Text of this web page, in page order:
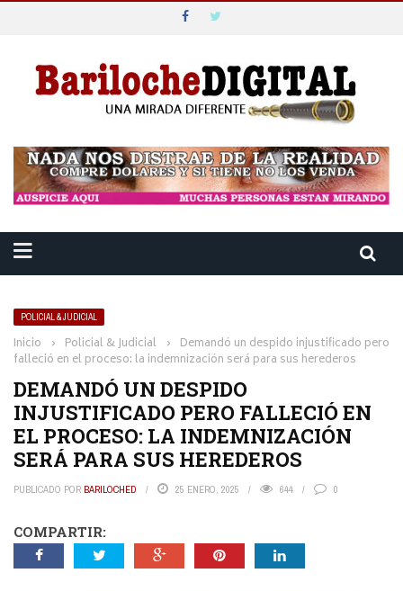
POLICIAL & JUDICIAL
Inicio › Policial & Judicial › Demandó un despido injustificado pero
falleció en el proceso: la indemnización será para sus herederos
DEMANDÓ UN DESPIDO
INJUSTIFICADO PERO FALLECIÓ EN
EL PROCESO: LA INDEMNIZACIÓN
SERÁ PARA SUS HEREDEROS
PUBLICADO POR BARILOCHED 25 ENERO, 2025 644 0
COMPARTIR: